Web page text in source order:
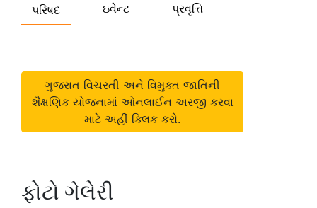
પરિષદ ઇવેન્ટ પ્રવૃત્તિ
ગુજરાત વિચરતી અને વિમુક્ત જાતિની
શૈક્ષણિક યોજનામાં ઓનલાઈન અરજી કરવા
માટે અહીં ક્લિક કરો.
ફોટો ગેલેરી